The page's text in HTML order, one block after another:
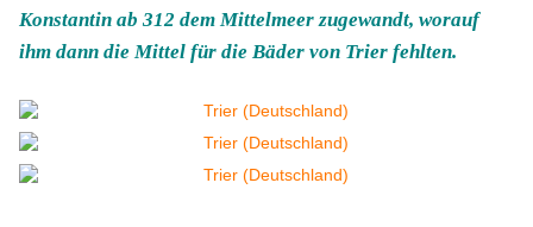
Konstantin ab 312 dem Mittelmeer zugewandt, worauf
ihm dann die Mittel für die Bäder von Trier fehlten.